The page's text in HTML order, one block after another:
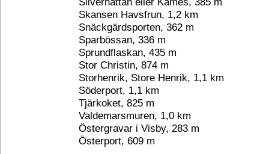
Skansen Havsfrun, 1,2 km
Snäckgärdsporten, 362 m
Sparbössan, 336 m
Sprundflaskan, 435 m
Stor Christin, 874 m
Storhenrik, Store Henrik, 1,1 km
Söderport, 1,1 km
Tjärkoket, 825 m
Valdemarsmuren, 1,0 km
Östergravar i Visby, 283 m
Österport, 609 m